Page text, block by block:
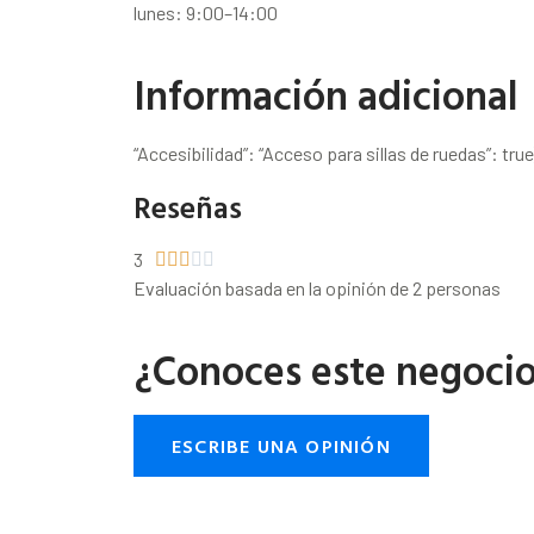
lunes: 9:00–14:00
Información adicional
“Accesibilidad”: “Acceso para sillas de ruedas”:
Reseñas
3     
Evaluación basada en la opinión de 2 personas
¿Conoces este
ESCRIBE UNA OPINIÓN